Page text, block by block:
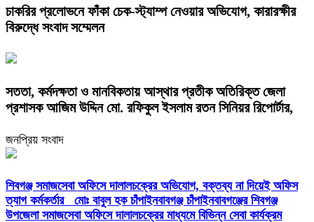
চাকরির প্রলোভনে ফাঁকা চেক-স্ট্যাম্প নেওয়ার অভিযোগ, কারারক্ষীর
বিরুদ্ধে সংবাদ সম্মেলন
সততা, কর্মদক্ষতা ও মানবিকতায় আস্থার প্রতীক অতিরিক্ত জেলা
প্রশাসক আজিম উদ্দিন মো. রফিকুল ইসলাম রতন সিনিয়র রিপোর্টার,
জনপ্রিয় সংবাদ
শিবগঞ্জ সমাজসেবা অফিসে দালালচক্রের অভিযোগ, বক্তব্য না দিয়েই অফিস
ত্যাগ কর্মকর্তার মোঃ বাবুল হক চাঁপাইনবাবগঞ্জ চাঁপাইনবাবগঞ্জের শিবগঞ্জ
উপজেলা সমাজসেবা অফিসে দালালচক্রের মাধ্যমে বিভিন্ন সেবা কার্যক্রম